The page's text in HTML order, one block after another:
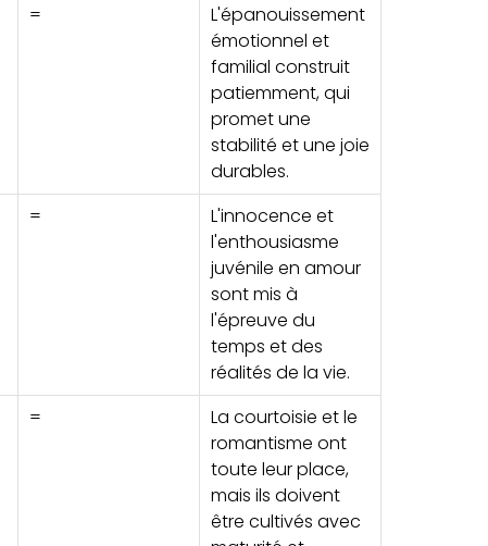
=
L'épanouissement
émotionnel et
familial construit
patiemment, qui
promet une
stabilité et une joie
durables.
=
L'innocence et
l'enthousiasme
juvénile en amour
sont mis à
l'épreuve du
temps et des
réalités de la vie.
=
La courtoisie et le
romantisme ont
toute leur place,
mais ils doivent
être cultivés avec